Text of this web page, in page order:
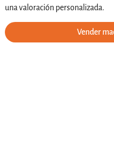
una valoración personalizada.
Vender